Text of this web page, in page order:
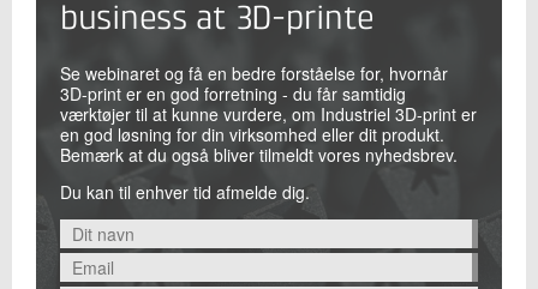
business at 3D-printe
Se webinaret og få en bedre forståelse for, hvornår
3D-print er en god forretning - du får samtidig
værktøjer til at kunne vurdere, om Industriel 3D-print er
en god løsning for din virksomhed eller dit produkt.
Bemærk at du også bliver tilmeldt vores nyhedsbrev.
Du kan til enhver tid afmelde dig.